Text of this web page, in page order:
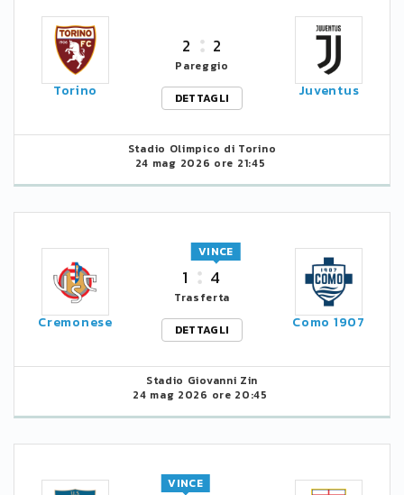
Torino
2 2
Pareggio
DETTAGLI
Juventus
Stadio Olimpico di Torino
24 mag 2026 ore 21:45
Cremonese
1 4
VINCE
Trasferta
DETTAGLI
Como 1907
Stadio Giovanni Zin
24 mag 2026 ore 20:45
VINCE